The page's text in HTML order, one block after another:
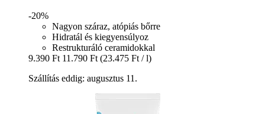
-20%
Nagyon száraz, atópiás bőrre
Hidratál és kiegyensúlyoz
Restrukturáló ceramidokkal
9.390 Ft 11.790 Ft (23.475 Ft / l)
Szállítás eddig: augusztus 11.